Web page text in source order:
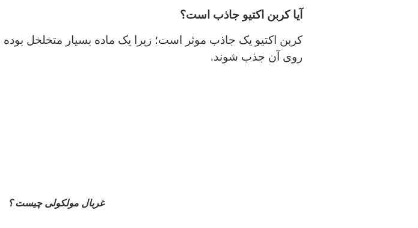
آیا کربن اکتیو جاذب است؟
کربن اکتیو یک جاذب موثر است؛ زیرا یک ماده بسیار متخلخل
روی آن جذب شوند.
غربال مولکولی چیست ؟